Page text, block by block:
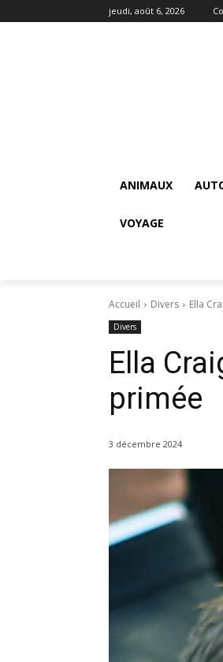
jeudi, août 6, 2026
ANIMAUX
VOYAGE
Accueil Divers Ella
Divers
Ella
primée
3 décembre 2024